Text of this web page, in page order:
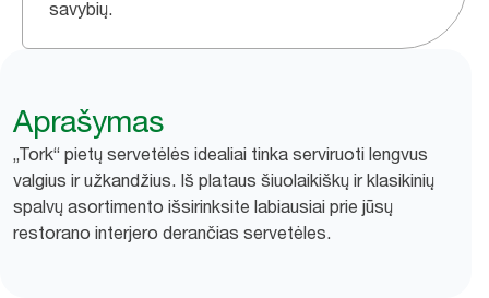
savybių.
Aprašymas
„Tork“ pietų servetėlės idealiai tinka serviruoti lengvus
valgius ir užkandžius. Iš plataus šiuolaikiškų ir klasikinių
spalvų asortimento išsirinksite labiausiai prie jūsų
restorano interjero derančias servetėles.